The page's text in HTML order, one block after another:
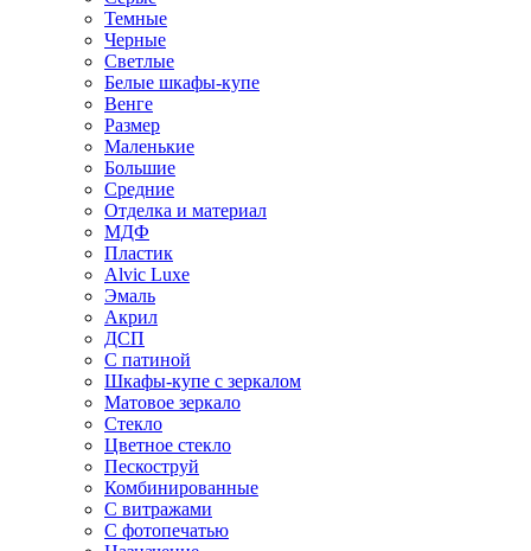
Темные
Черные
Светлые
Белые шкафы-купе
Венге
Размер
Маленькие
Большие
Средние
Отделка и материал
МДФ
Пластик
Alvic Luxe
Эмаль
Акрил
ДСП
С патиной
Шкафы-купе с зеркалом
Матовое зеркало
Стекло
Цветное стекло
Пескоструй
Комбинированные
С витражами
С фотопечатью